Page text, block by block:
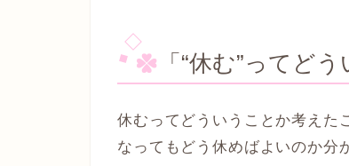
「“休む”ってど
休むってどういうことか考えた
なってもどう休めばよいのか分